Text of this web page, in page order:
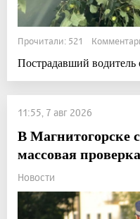
Прочитали: 521
Пострадавший водитель
11:55, 7 авг 2026
В Магнитогорске
массовая
Новости